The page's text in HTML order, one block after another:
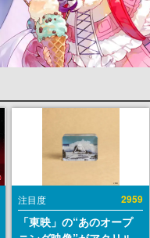
注目度 2959
「東映」の“あのオープ